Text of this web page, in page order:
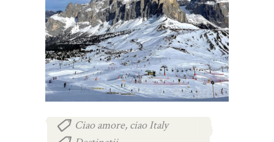
Ciao amore, ciao Italy